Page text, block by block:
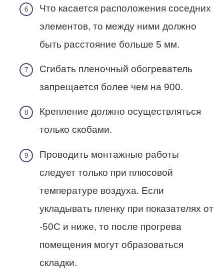
Что касается расположения соседних
элементов, то между ними должно
быть расстояние больше 5 мм.
Сгибать пленочный обогреватель
запрещается более чем на 900.
Крепление должно осуществляться
только скобами.
Проводить монтажные работы
следует только при плюсовой
температуре воздуха. Если
укладывать пленку при показателях от
-50С и ниже, то после прогрева
помещения могут образоваться
складки.